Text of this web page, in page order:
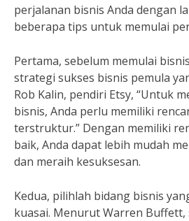
perjalanan bisnis Anda dengan
beberapa tips untuk memulai
Pertama, sebelum memulai
strategi sukses bisnis pemula
Rob Kalin, pendiri Etsy, “Untuk
bisnis, Anda perlu memiliki
terstruktur.” Dengan memiliki
baik, Anda dapat lebih mudah
dan meraih kesuksesan.
Kedua, pilihlah bidang bisnis
kuasai. Menurut Warren